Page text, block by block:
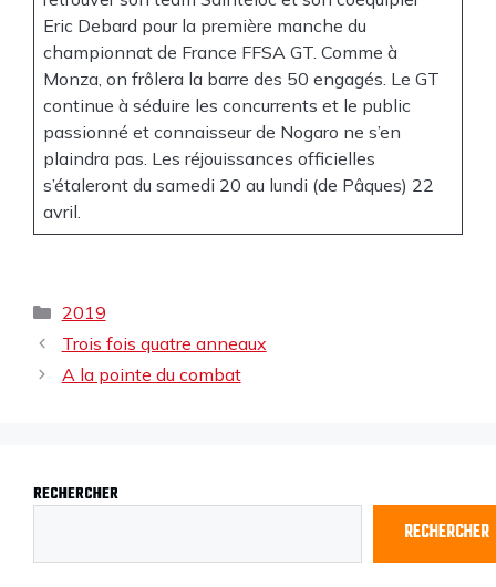
Eric Debard pour la première manche du
championnat de France FFSA GT. Comme à
Monza, on frôlera la barre des 50 engagés. Le GT
continue à séduire les concurrents et le public
passionné et connaisseur de Nogaro ne s’en
plaindra pas. Les réjouissances officielles
s’étaleront du samedi 20 au lundi (de Pâques) 22
avril.
2019
Trois fois quatre anneaux
A la pointe du combat
RECHERCHER
RECHERCHER